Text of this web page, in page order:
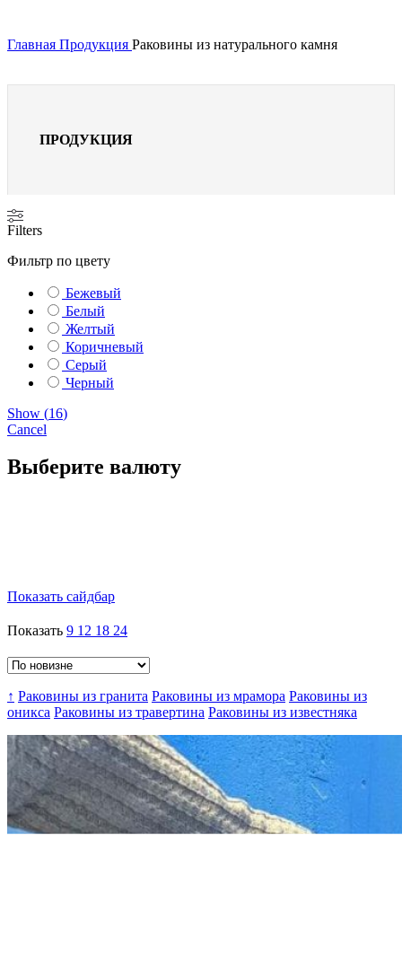
Главная Продукция Раковины из натурального камня
ПРОДУКЦИЯ
Filters
Фильтр по цвету
Бежевый
Белый
Желтый
Коричневый
Серый
Черный
Show (16)
Cancel
Выберите валюту
Показать сайдбар
Показать 9 12 18 24
↑ Раковины из гранита Раковины из мрамора Раковины из
оникса Раковины из травертина Раковины из известняка